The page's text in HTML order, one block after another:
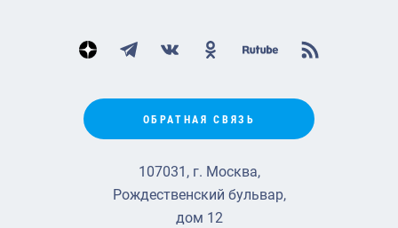
ОБРАТНАЯ СВЯЗЬ
107031, г. Москва,
Рождественский бульвар,
дом 12